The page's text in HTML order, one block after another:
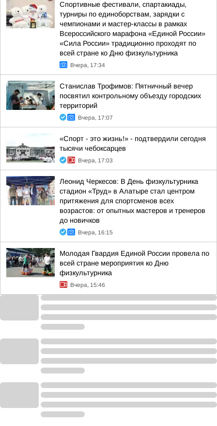
Спортивные фестивали, спартакиады,
турниры по единоборствам, зарядки с
чемпионами и мастер-классы в рамках
Всероссийского марафона «Единой России»
«Сила России» традиционно проходят по
всей стране ко Дню физкультурника
Вчера, 17:34
Станислав Трофимов: Пятничный вечер
посвятил контрольному объезду городских
территорий
Вчера, 17:07
«Спорт - это жизнь!» - подтвердили сегодня
тысячи чебоксарцев
Вчера, 17:03
Леонид Черкесов: В День физкультурника
стадион «Труд» в Алатыре стал центром
притяжения для спортсменов всех
возрастов: от опытных мастеров и тренеров
до новичков
Вчера, 16:15
Молодая Гвардия Единой России провела по
всей стране мероприятия ко Дню
физкультурника
Вчера, 15:46